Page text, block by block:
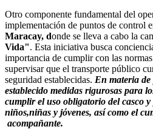
Otro componente fundamental del
implementación de puntos de control
Maracay, donde se lleva a cabo la
Vida". Esta iniciativa busca
importancia de cumplir con las
supervisar que el transporte público
seguridad establecidas. En materia
establecido medidas rigurosas para
cumplir el uso obligatorio del casco
niños,niñas y jóvenes, así como el
acompañante.